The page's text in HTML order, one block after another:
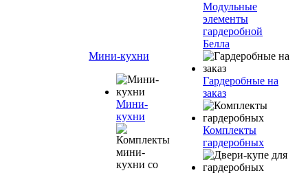
Мини-кухни
Мини-
кухни
Модульные
элементы
гардеробной
Белла
Гардеробные на
заказ
Комплекты
гардеробных